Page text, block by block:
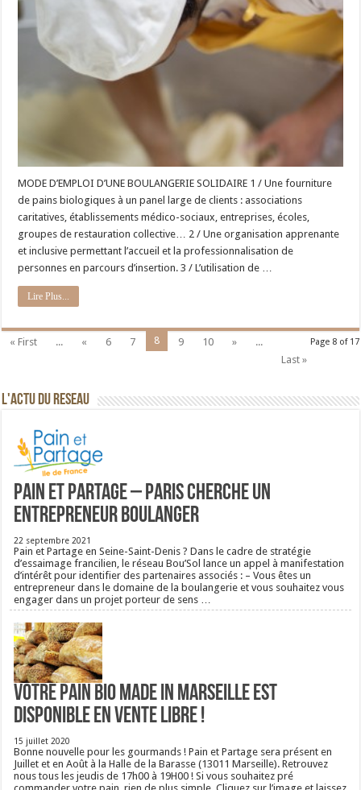
MODE D’EMPLOI D’UNE BOULANGERIE SOLIDAIRE 1 / Une fourniture
de pains biologiques à un panel large de clients : associations
caritatives, établissements médico-sociaux, entreprises, écoles,
groupes de restauration collective… 2 / Une organisation apprenante
et inclusive permettant l’accueil et la professionnalisation de
personnes en parcours d’insertion. 3 / L’utilisation de …
Lire Plus...
Page 8 of 17
« First ... « 6 7 8 9 10 »
...
Last »
L'ACTU DU RESEAU
Pain et Partage – Paris cherche un
entrepreneur boulanger
22 septembre 2021
Pain et Partage en Seine-Saint-Denis ? Dans le cadre de stratégie
d’essaimage francilien, le réseau Bou’Sol lance un appel à manifestation
d’intérêt pour identifier des partenaires associés : – Vous êtes un
entrepreneur dans le domaine de la boulangerie et vous souhaitez vous
engager dans un projet porteur de sens …
Votre pain bio Made in Marseille est
disponible en vente libre !
15 juillet 2020
Bonne nouvelle pour les gourmands ! Pain et Partage sera présent en
Juillet et en Août à la Halle de la Barasse (13011 Marseille). Retrouvez
nous tous les jeudis de 17h00 à 19H00 ! Si vous souhaitez pré